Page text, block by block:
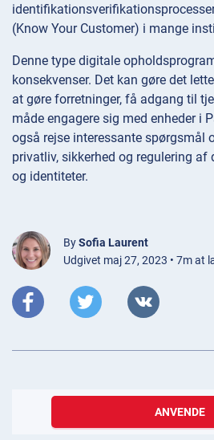
(Know Your Customer) i mange
Denne type digitale
konsekvenser. Det kan gøre det
at gøre forretninger, få adgang til
måde engagere sig med enheder i
også rejse interessante spørgsmål
privatliv, sikkerhed og regulering
og identiteter.
BySofia Laurent
Udgivet maj 27, 2023 • 7m at
ANVENDE